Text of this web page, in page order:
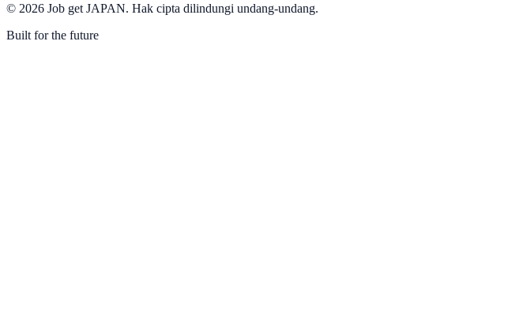
© 2026 Job get JAPAN. Hak cipta dilindungi undang-undang.
Built for the future